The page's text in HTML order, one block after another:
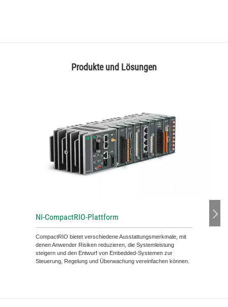
Produkte und Lösungen​
NI-CompactRIO-Plattform
CompactRIO bietet verschiedene Ausstattungsmerkmale, mit
denen Anwender Risiken reduzieren, die Systemleistung
steigern und den Entwurf von Embedded-Systemen zur
Steuerung, Regelung und Überwachung vereinfachen können.